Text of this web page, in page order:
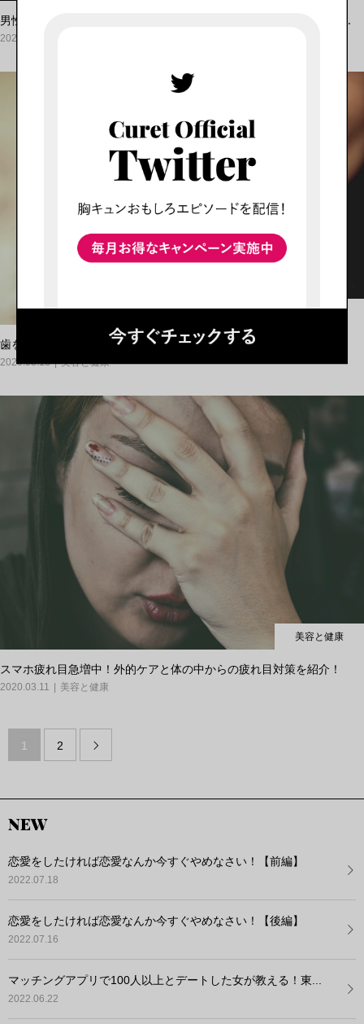
男性筆者が友人の恋愛を観察して分かった！別れた方がいい男の特...
2020.04.07
美容と健康
歯を白くしたい人必見！自宅でコスパ重視なホワイトニング２選！
2020.03.18 美容と健康
美容と健康
スマホ疲れ目急増中！外的ケアと体の中からの疲れ目対策を紹介！
2020.03.11 美容と健康
1 2 
NEW
恋愛をしたければ恋愛なんか今すぐやめなさい！【前編】
2022.07.18
恋愛をしたければ恋愛なんか今すぐやめなさい！【後編】
2022.07.16
マッチングアプリで100人以上とデートした女が教える！東...
2022.06.22